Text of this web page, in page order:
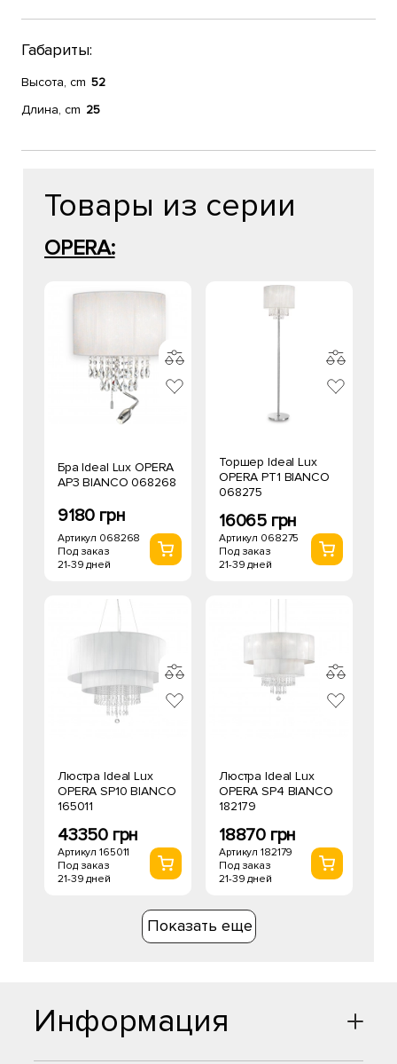
Габариты:
Высота, cm 52
Длина, cm 25
Товары из серии
OPERA:
Бра Ideal Lux OPERA
AP3 BIANCO 068268
9180 грн
Артикул 068268
Под заказ
21-39 дней
Торшер Ideal Lux
OPERA PT1 BIANCO
068275
16065 грн
Артикул 068275
Под заказ
21-39 дней
Люстра Ideal Lux
OPERA SP10 BIANCO
165011
43350 грн
Артикул 165011
Под заказ
21-39 дней
Люстра Ideal Lux
OPERA SP4 BIANCO
182179
18870 грн
Артикул 182179
Под заказ
21-39 дней
Показать еще
Информация